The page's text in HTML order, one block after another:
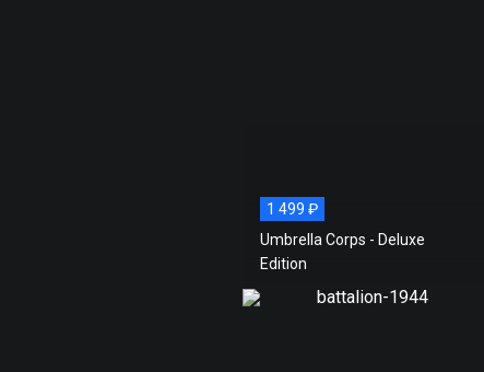
1 499 ₽
Umbrella Corps - Deluxe
Edition